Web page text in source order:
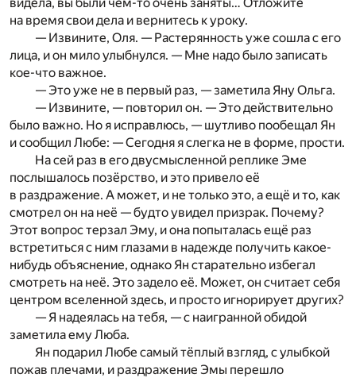
на время свои дела и вернитесь к уроку.
— Извините, Оля. — Растерянность уже сошла с его
лица, и он мило улыбнулся. — Мне надо было записать
кое-что важное.
— Это уже не в первый раз, — заметила Яну Ольга.
— Извините, — повторил он. — Это действительно
было важно. Но я исправлюсь, — шутливо пообещал Ян
и сообщил Любе: — Сегодня я слегка не в форме, прости.
На сей раз в его двусмысленной реплике Эме
послышалось позёрство, и это привело её
в раздражение. А может, и не только это, а ещё и то, как
смотрел он на неё — будто увидел призрак. Почему?
Этот вопрос терзал Эму, и она попыталась ещё раз
встретиться с ним глазами в надежде получить какое-
нибудь объяснение, однако Ян старательно избегал
смотреть на неё. Это задело её. Может, он считает себя
центром вселенной здесь, и просто игнорирует других?
— Я надеялась на тебя, — с наигранной обидой
заметила ему Люба.
Ян подарил Любе самый тёплый взгляд, с улыбкой
пожав плечами, и раздражение Эмы перешло